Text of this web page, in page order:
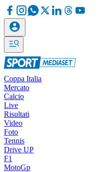
Coppa Italia
Mercato
Calcio
Live
Risultati
Video
Foto
Tennis
Drive UP
F1
MotoGp